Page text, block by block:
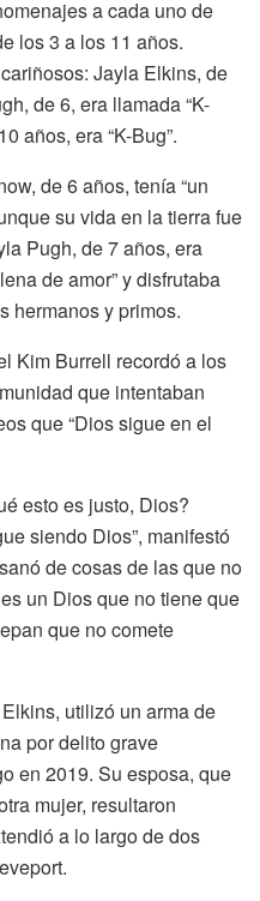
a cada uno de
los 3 a los 11 años.
Jayla Elkins, de
de 6, era llamada “K-
años, era “K-Bug”.
de 6 años, tenía “un
su vida en la tierra fue
Pugh, de 7 años, era
de amor” y disfrutaba
hermanos y primos.
Kim Burrell recordó a los
que intentaban
que “Dios sigue en el
esto es justo, Dios?
siendo Dios”, manifestó
de cosas de las que no
un Dios que no tiene que
que no comete
utilizó un arma de
por delito grave
en 2019. Su esposa, que
mujer, resultaron
a lo largo de dos